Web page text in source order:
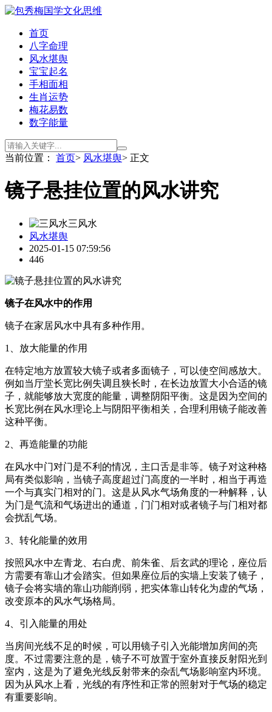
首页
八字命理
风水堪舆
宝宝起名
手相面相
生肖运势
梅花易数
数字能量
当前位置： 首页> 风水堪舆> 正文
镜子悬挂位置的风水讲究
三风水
风水堪舆
2025-01-15 07:59:56
446
镜子在风水中的作用
镜子在家居风水中具有多种作用。
1、放大能量的作用
在特定地方放置较大镜子或者多面镜子，可以使空间感放大。
例如当厅堂长宽比例失调且狭长时，在长边放置大小合适的镜
子，就能够放大宽度的能量，调整阴阳平衡。这是因为空间的
长宽比例在风水理论上与阴阳平衡相关，合理利用镜子能改善
这种平衡。
2、再造能量的功能
在风水中门对门是不利的情况，主口舌是非等。镜子对这种格
局有类似影响，当镜子高度超过门高度的一半时，相当于再造
一个与真实门相对的门。这是从风水气场角度的一种解释，认
为门是气流和气场进出的通道，门门相对或者镜子与门相对都
会扰乱气场。
3、转化能量的效用
按照风水中左青龙、右白虎、前朱雀、后玄武的理论，座位后
方需要有靠山才会踏实。但如果座位后的实墙上安装了镜子，
镜子会将实墙的靠山功能削弱，把实体靠山转化为虚的气场，
改变原本的风水气场格局。
4、引入能量的用处
当房间光线不足的时候，可以用镜子引入光能增加房间的亮
度。不过需要注意的是，镜子不可放置于室外直接反射阳光到
室内，这是为了避免光线反射带来的杂乱气场影响室内环境。
因为从风水上看，光线的有序性和正常的照射对于气场的稳定
有重要影响。